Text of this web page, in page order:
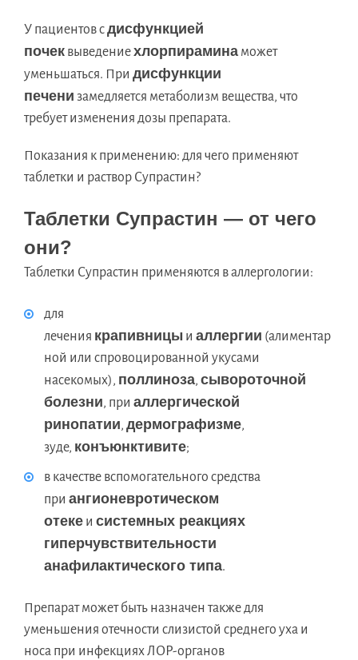
У пациентов сдисфункцией
почек выведениехлорпирамина может
уменьшаться. При дисфункции
печени замедляется метаболизм вещества, что
требует изменения дозы препарата.
Показания к применению: для чего применяют
таблетки и раствор Супрастин?
Таблетки Супрастин — от чего
они?
Таблетки Супрастин применяются в аллергологии:
для
лечения крапивницы и аллергии (алиментар
ной или спровоцированной укусами
насекомых), поллиноза, сывороточной
болезни, при аллергической
ринопатии, дермографизме,
зуде, конъюнктивите;
в качестве вспомогательного средства
при ангионевротическом
отеке и системных реакциях
гиперчувствительности
анафилактического типа.
Препарат может быть назначен также для
уменьшения отечности слизистой среднего уха и
носа при инфекциях ЛОР-органов